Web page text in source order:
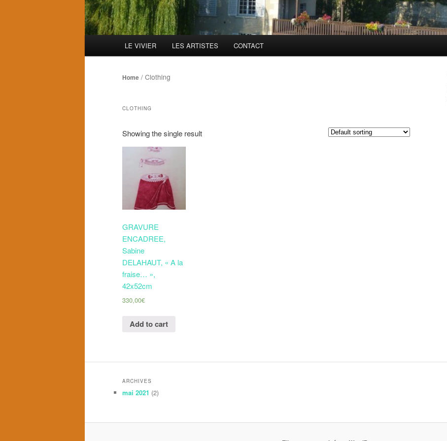
LE VIVIER LES ARTISTES CONTACT
Home / Clothing
CLOTHING
Showing the single result
GRAVURE
ENCADREE,
Sabine
DELAHAUT, « A la
fraise… »,
42x52cm
330,00€
Add to cart
ARCHIVES
mai 2021 (2)